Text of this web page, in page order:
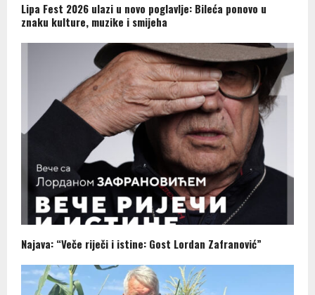
Lipa Fest 2026 ulazi u novo poglavlje: Bileća ponovo u
znaku kulture, muzike i smijeha
Najava: “Veče riječi i istine: Gost Lordan Zafranović”